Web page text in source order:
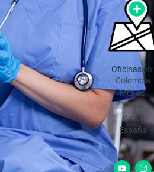
Oficinas en:
Colombia
México
Perú
Brasil
España